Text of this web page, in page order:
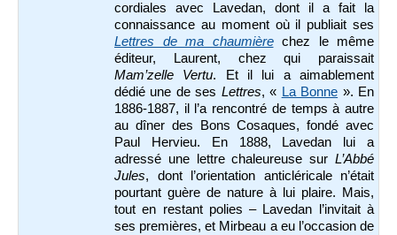
cordiales avec Lavedan, dont il a fait la
connaissance au moment où il publiait ses
Lettres de ma chaumière chez le même
éditeur, Laurent, chez qui paraissait
Mam’zelle Vertu. Et il lui a aimablement
dédié une de ses Lettres, « La Bonne ». En
1886-1887, il l’a rencontré de temps à autre
au dîner des Bons Cosaques, fondé avec
Paul Hervieu. En 1888, Lavedan lui a
adressé une lettre chaleureuse sur L’Abbé
Jules, dont l’orientation anticléricale n’était
pourtant guère de nature à lui plaire. Mais,
tout en restant polies – Lavedan l’invitait à
ses premières, et Mirbeau a eu l’occasion de